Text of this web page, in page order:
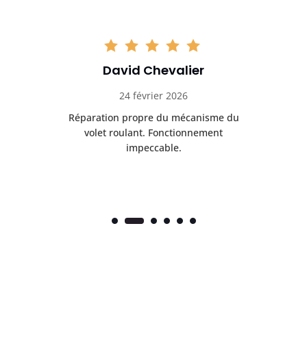
David Chevalier
24 février 2026
Réparation propre du mécanisme du
volet roulant. Fonctionnement
impeccable.